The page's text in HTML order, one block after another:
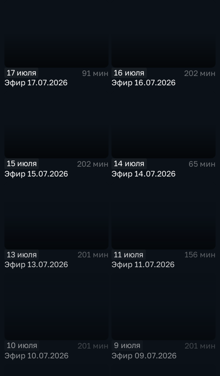
17 июля
91 мин
Эфир 17.07.2026
16 июля
202 мин
Эфир 16.07.2026
15 июля
202 мин
Эфир 15.07.2026
14 июля
65 мин
Эфир 14.07.2026
13 июля
201 мин
Эфир 13.07.2026
11 июля
156 мин
Эфир 11.07.2026
10 июля
201 мин
Эфир 10.07.2026
9 июля
201 мин
Эфир 09.07.2026